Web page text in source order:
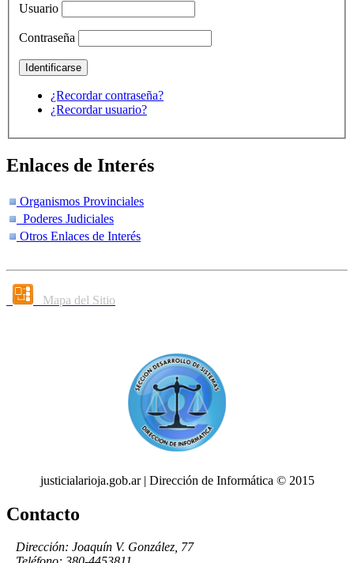
Usuario
Contraseña
¿Recordar contraseña?
¿Recordar usuario?
Enlaces de Interés
Organismos Provinciales
Poderes Judiciales
Otros Enlaces de Interés
Mapa del Sitio
justicialarioja.gob.ar | Dirección de Informática © 2015
Contacto
Dirección: Joaquín V. González, 77